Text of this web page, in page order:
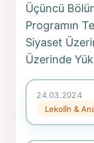
Üçüncü
Programın
Siyaset
Üzerinde
24.03.2024
Lekolîn &